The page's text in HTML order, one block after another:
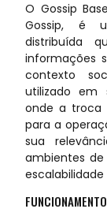
O Gossip
Gossip, é
distribuída
informações
contexto
utilizado em
onde a troca
para a
sua
ambientes
escalabilidade